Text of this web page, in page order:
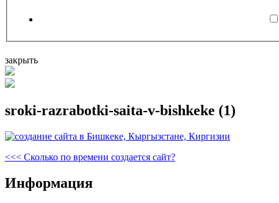
закрыть
sroki-razrabotki-saita-v-bishkeke (1)
Навигация
по
записям
Предыдущая
<<< Сколько по времени создается сайт?
Информация